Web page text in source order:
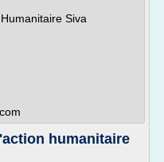
Siva
humanitaire